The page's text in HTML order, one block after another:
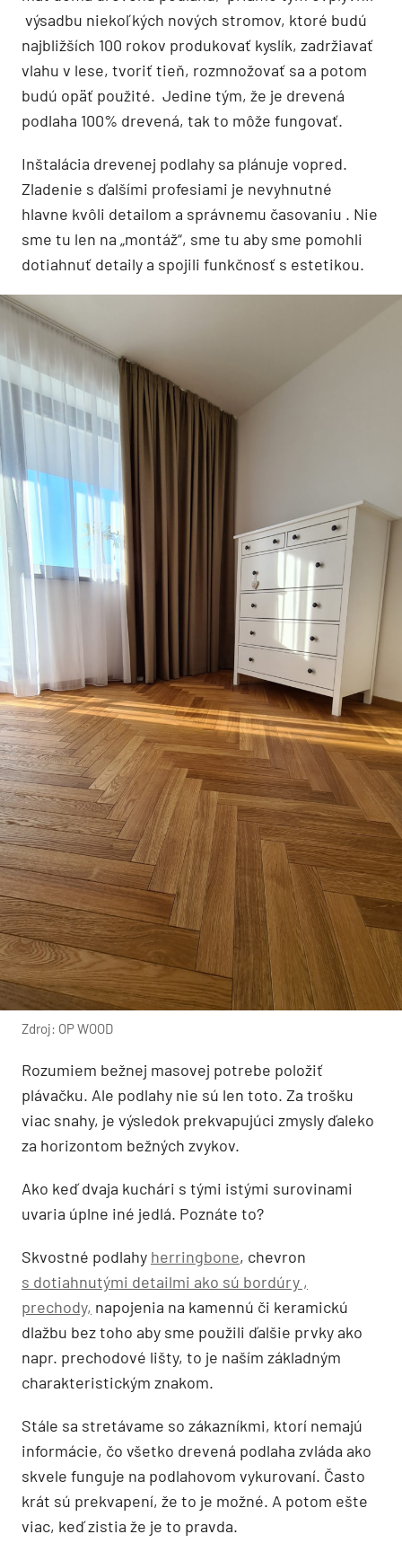
výsadbu niekoľkých nových stromov, ktoré budú
najbližších 100 rokov produkovať kyslík, zadržiavať
vlahu v lese, tvoriť tieň, rozmnožovať sa a potom
budú opäť použité. Jedine tým, že je drevená
podlaha 100% drevená, tak to môže fungovať.
Inštalácia drevenej podlahy sa plánuje vopred.
Zladenie s ďalšími profesiami je nevyhnutné
hlavne kvôli detailom a správnemu časovaniu . Nie
sme tu len na „montáž“, sme tu aby sme pomohli
dotiahnuť detaily a spojili funkčnosť s estetikou.
Zdroj: OP WOOD
Rozumiem bežnej masovej potrebe položiť
plávačku. Ale podlahy nie sú len toto. Za trošku
viac snahy, je výsledok prekvapujúci zmysly ďaleko
za horizontom bežných zvykov.
Ako keď dvaja kuchári s tými istými surovinami
uvaria úplne iné jedlá. Poznáte to?
Skvostné podlahy herringbone, chevron
s dotiahnutými detailmi ako sú bordúry ,
prechody, napojenia na kamennú či keramickú
dlažbu bez toho aby sme použili ďalšie prvky ako
napr. prechodové lišty, to je naším základným
charakteristickým znakom.
Stále sa stretávame so zákazníkmi, ktorí nemajú
informácie, čo všetko drevená podlaha zvláda ako
skvele funguje na podlahovom vykurovaní. Často
krát sú prekvapení, že to je možné. A potom ešte
viac, keď zistia že je to pravda.